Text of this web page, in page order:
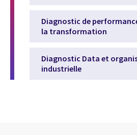
Diagnostic de
la transformation
Diagnostic Data et
industrielle